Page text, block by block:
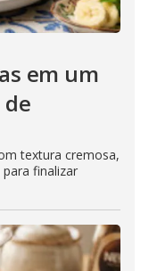
em um
textura cremosa,
finalizar